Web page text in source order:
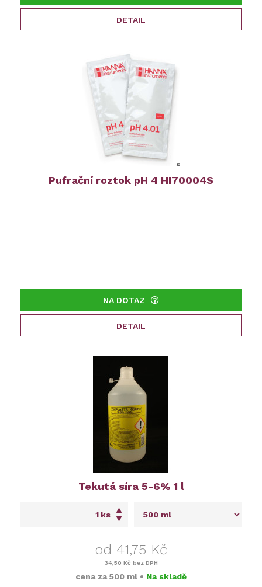
DETAIL
Pufrační roztok pH 4 HI70004S
NA DOTAZ
DETAIL
Tekutá síra 5-6% 1 l
ks
od 41,75 Kč
34,50 Kč bez DPH
cena za 500 ml • Na skladě